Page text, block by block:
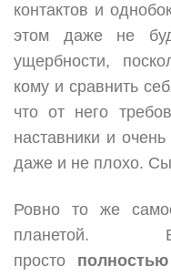
контактов и
этом даже не
ущербности,
кому и сравнить
что от него
наставники и
даже и не плохо.
Ровно то же
планетой.
просто